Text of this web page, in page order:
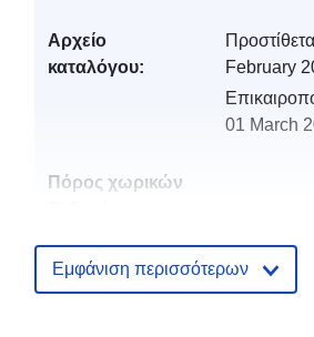
Αρχείο
καταλόγου:
February
01 March
Πόρος χωρικών
Αναγνωριστικά:
http://
Εμφάνιση περισσότερων